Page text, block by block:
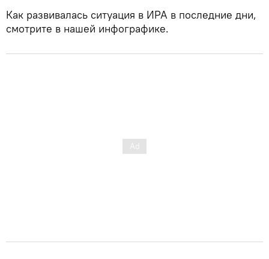
Как развивалась ситуация в ИРА в последние дни,
смотрите в нашей инфографике.